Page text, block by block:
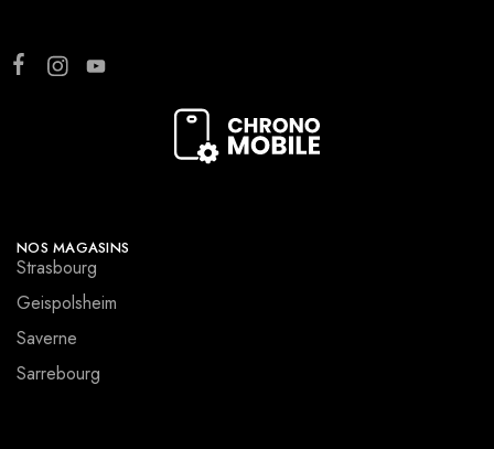
NOS MAGASINS
Strasbourg
Geispolsheim
Saverne
Sarrebourg